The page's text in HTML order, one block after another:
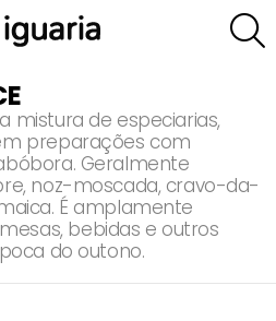
mistura de especiarias,
preparações com
Geralmente
noz-moscada, cravo-da-
É amplamente
bebidas e outros
do outono.